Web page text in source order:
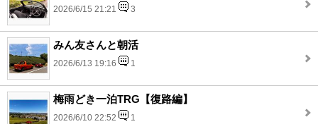
2026/6/15 21:21 3
みん友さんと朝活
2026/6/13 19:16 1
梅雨どき一泊TRG【復路編】
2026/6/10 22:52 1